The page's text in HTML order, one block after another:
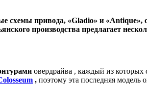
схемы привода, «Gladio» и
производства предлагает
овердрайва , каждый из которых
, поэтому эта последняя модель